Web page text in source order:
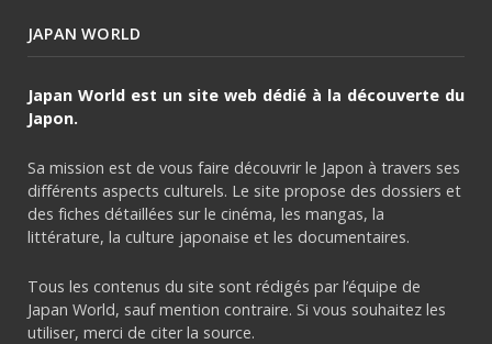
JAPAN WORLD
Japan World est un site web dédié à la découverte du
Japon.
Sa mission est de vous faire découvrir le Japon à travers ses
différents aspects culturels. Le site propose des dossiers et
des fiches détaillées sur le cinéma, les mangas, la
littérature, la culture japonaise et les documentaires.
Tous les contenus du site sont rédigés par l’équipe de
Japan World, sauf mention contraire. Si vous souhaitez les
utiliser, merci de citer la source.